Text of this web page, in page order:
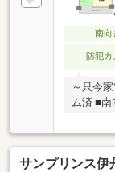
南向
防犯カ
～只今
ム済 ■南
リ！全
サンプリンス伊